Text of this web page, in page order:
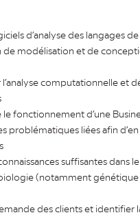
d’analyse des langages de
modélisation et de
computationnelle et
fonctionnement d’une
problématiques liées afin
suffisantes dans
(notamment
des clients et identifier